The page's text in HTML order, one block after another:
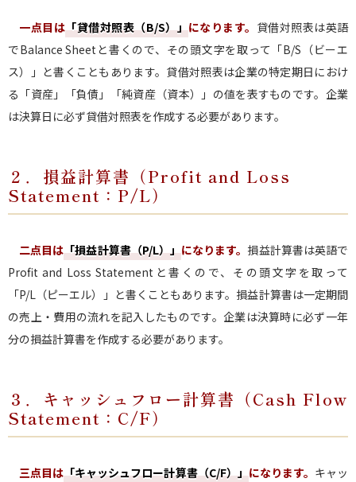
一点目は「貸借対照表（B/S）」になります。 貸借対照表は英語
でBalance Sheetと書くので、その頭文字を取って「B/S（ビーエ
ス）」と書くこともあります。貸借対照表は企業の特定期日におけ
る「資産」「負債」「純資産（資本）」の値を表すものです。企業
は決算日に必ず貸借対照表を作成する必要があります。
２．損益計算書（Profit and Loss
Statement：P/L）
二点目は「損益計算書（P/L）」になります。 損益計算書は英語で
Profit and Loss Statementと書くので、その頭文字を取って
「P/L（ピーエル）」と書くこともあります。損益計算書は一定期間
の売上・費用の流れを記入したものです。企業は決算時に必ず一年
分の損益計算書を作成する必要があります。
３．キャッシュフロー計算書（Cash Flow
Statement：C/F）
三点目は「キャッシュフロー計算書（C/F）」になります。 キャッ